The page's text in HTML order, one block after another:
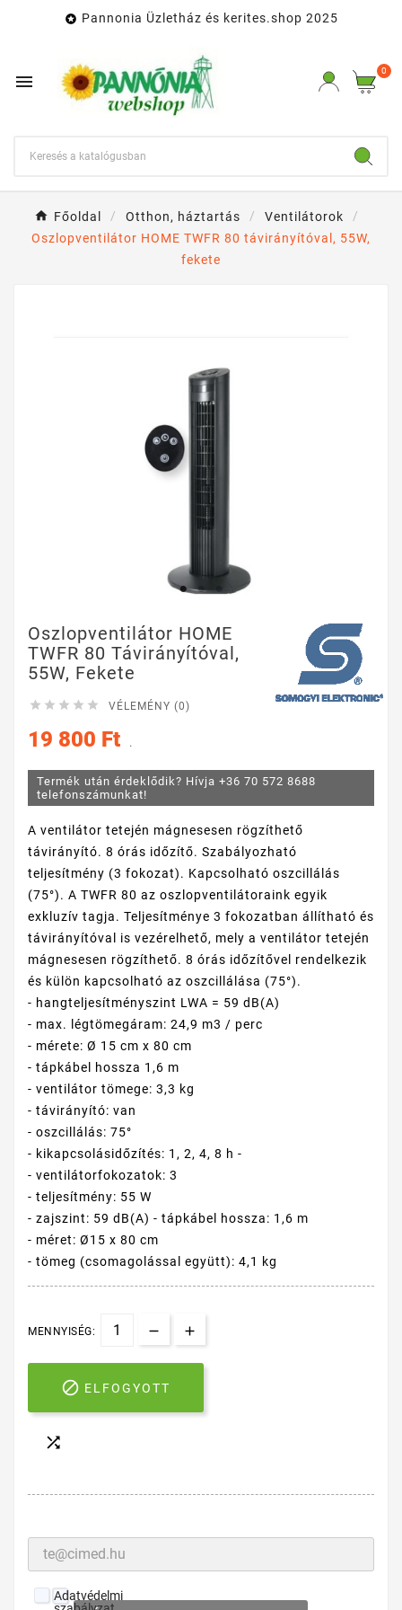
 Pannonia Üzletház és kerites.shop 2025

0
Főoldal Otthon, háztartás
Ventilátorok
Oszlopventilátor HOME TWFR 80 távirányítóval, 55W,
fekete
Oszlopventilátor HOME
TWFR 80 Távirányítóval,
55W, Fekete
     VÉLEMÉNY (0)
19 800 Ft .
Termék után érdeklődik? Hívja +36 70 572 8688
telefonszámunkat!
A ventilátor tetején mágnesesen rögzíthető
távirányító. 8 órás időzítő. Szabályozható
teljesítmény (3 fokozat). Kapcsolható oszcillálás
(75°). A TWFR 80 az oszlopventilátoraink egyik
exkluzív tagja. Teljesítménye 3 fokozatban állítható és
távirányítóval is vezérelhető, mely a ventilátor tetején
mágnesesen rögzíthető. 8 órás időzítővel rendelkezik
és külön kapcsolható az oszcillálása (75°).
- hangteljesítményszint LWA = 59 dB(A)
- max. légtömegáram: 24,9 m3 / perc
- mérete: Ø 15 cm x 80 cm
- tápkábel hossza 1,6 m
- ventilátor tömege: 3,3 kg
- távirányító: van
- oszcillálás: 75°
- kikapcsolásidőzítés: 1, 2, 4, 8 h -
- ventilátorfokozatok: 3
- teljesítmény: 55 W
- zajszint: 59 dB(A) - tápkábel hossza: 1,6 m
- méret: Ø15 x 80 cm
- tömeg (csomagolással együtt): 4,1 kg
MENNYISÉG:
 ELFOGYOTT

Adatvédelmi